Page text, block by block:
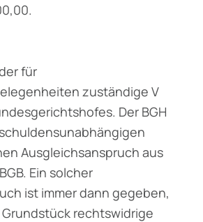
für
zuständige V
Der BGH
Ausgleichsanspruch aus
Ein solcher
ist immer dann gegeben,
rechtswidrige